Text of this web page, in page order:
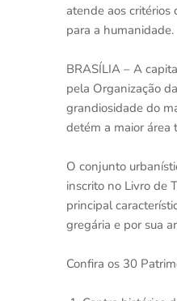
atende aos critérios
para a humanidade.
BRASÍLIA – A
pela Organização
grandiosidade do
detém a maior área
O conjunto
inscrito no Livro de
principal
gregária e por sua
Confira os 30